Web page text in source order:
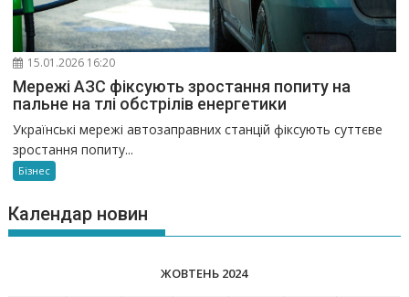
15.01.2026 16:20
Мережі АЗС фіксують зростання попиту на
пальне на тлі обстрілів енергетики
Українські мережі автозаправних станцій фіксують суттєве
зростання попиту...
Бізнес
Календар новин
ЖОВТЕНЬ 2024